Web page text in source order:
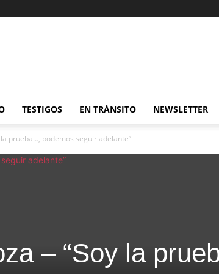
TESTIGOS EN TRÁNSITO NEWSLETTER
prueba…, podemos seguir adelante”
– “Soy la